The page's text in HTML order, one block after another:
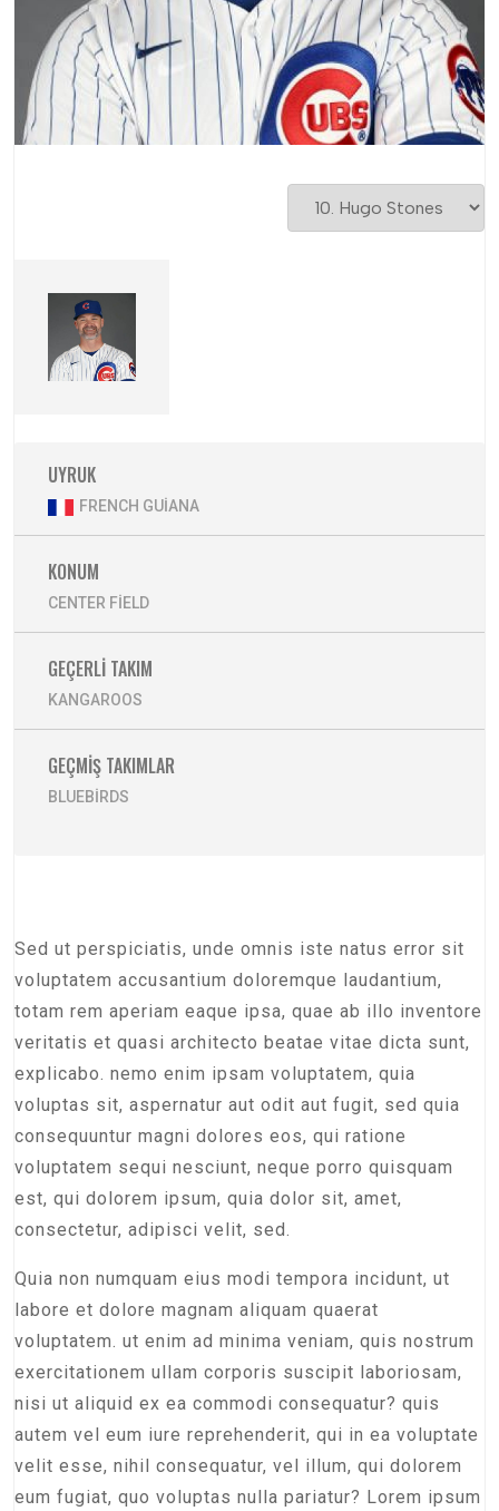
UYRUK
FRENCH GUIANA
KONUM
CENTER FIELD
GEÇERLI TAKIM
KANGAROOS
GEÇMIŞ TAKIMLAR
BLUEBIRDS
Sed ut perspiciatis, unde omnis iste natus error sit
voluptatem accusantium doloremque laudantium,
totam rem aperiam eaque ipsa, quae ab illo inventore
veritatis et quasi architecto beatae vitae dicta sunt,
explicabo. nemo enim ipsam voluptatem, quia
voluptas sit, aspernatur aut odit aut fugit, sed quia
consequuntur magni dolores eos, qui ratione
voluptatem sequi nesciunt, neque porro quisquam
est, qui dolorem ipsum, quia dolor sit, amet,
consectetur, adipisci velit, sed.
Quia non numquam eius modi tempora incidunt, ut
labore et dolore magnam aliquam quaerat
voluptatem. ut enim ad minima veniam, quis nostrum
exercitationem ullam corporis suscipit laboriosam,
nisi ut aliquid ex ea commodi consequatur? quis
autem vel eum iure reprehenderit, qui in ea voluptate
velit esse, nihil consequatur, vel illum, qui dolorem
eum fugiat, quo voluptas nulla pariatur? Lorem ipsum